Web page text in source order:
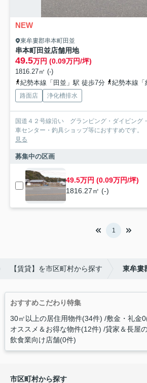
NEW
東牟婁郡串本町田並
串本町田並店舗用地
49.5万円 (0.09万円/坪)
1816.27㎡ (-)
紀勢本線「田並」駅 徒歩7分
紀勢本線「
路面店 浄化槽排水
国道４２号線沿い グランピング・ダイビング
車センター・釣具ショップ等におすすめです
見る
募集中の区画
49.5万円 (0.09万円/坪)
1816.27㎡ (-)
1
【賃貸】を市区町村から探す 東牟婁
おすすめこだわり特集
30㎡以上の居住用物件(34件) 敷金・礼金
オススメ＆お得な物件(12件) 貸家＆長屋
飲食業向け店舗(0件)
市区町村から探す